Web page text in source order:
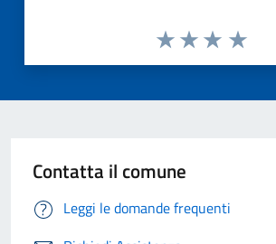
Contatta il comune
Leggi le domande frequenti